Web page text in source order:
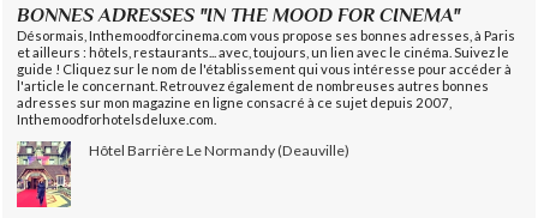
BONNES ADRESSES "IN THE MOOD FOR CINEMA"
Désormais, Inthemoodforcinema.com vous propose ses bonnes adresses, à Paris
et ailleurs : hôtels, restaurants... avec, toujours, un lien avec le cinéma. Suivez le
guide ! Cliquez sur le nom de l'établissement qui vous intéresse pour accéder à
l'article le concernant. Retrouvez également de nombreuses autres bonnes
adresses sur mon magazine en ligne consacré à ce sujet depuis 2007,
Inthemoodforhotelsdeluxe.com.
Hôtel Barrière Le Normandy (Deauville)